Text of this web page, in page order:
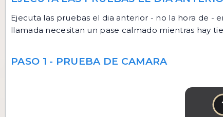
Ejecuta las pruebas el dia anterior - no la hora de
llamada necesitan un pase calmado mientras hay
PASO 1 - PRUEBA DE CAMARA